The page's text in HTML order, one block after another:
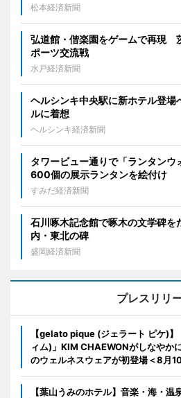
松本経済新聞
弘道館・偕楽園をゲームで再現
ポーツ交流戦
水戸経済新聞
ヘルシンキ中央駅に新ホテル登
ルに着想
ヘルシンキ経済新聞
タワービュー通りで「ランタン
600個の展示ランタンを絵付け
すみだ経済新聞
石川啄木記念館で啄木の文学碑
内・東北の碑
盛岡経済新聞
プレスリリ
【gelato pique (ジェラート ピケ)
ィム)」KIM CHAEWONがしなやか
のウェルネスウェアが初登場＜8月
【葉山うみのホテル】音楽・海・